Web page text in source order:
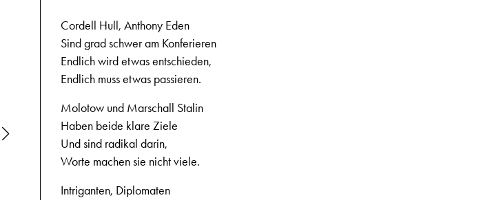
Cordell Hull, Anthony Eden
Sind grad schwer am Konferieren
Endlich wird etwas entschieden,
Endlich muss etwas passieren.
Molotow und Marschall Stalin
Haben beide klare Ziele
Und sind radikal darin,
Worte machen sie nicht viele.
Intriganten, Diplomaten